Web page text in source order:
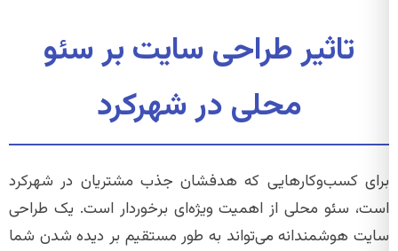
تاثیر طراحی سایت بر سئو
محلی در شهرکرد
برای کسب‌وکارهایی که هدفشان جذب مشتریان در شهرکرد
است، سئو محلی از اهمیت ویژه‌ای برخوردار است. یک طراحی
سایت هوشمندانه می‌تواند به طور مستقیم بر دیده شدن شما